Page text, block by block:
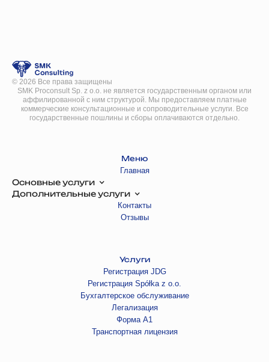
© 2026 Все права защищены
SMK Proconsult Sp. z o.o. не является государственным органом или
аффилированной с ним структурой. Мы предоставляем платные
коммерческие консультационные и сопроводительные услуги. Все
государственные пошлины и сборы оплачиваются отдельно.
Меню
Главная
Основные услуги
Дополнительные услуги
Контакты
Отзывы
Услуги
Регистрация JDG
Регистрация Spółka z o.o.
Бухгалтерское обслуживание
Легализация
Форма А1
Транспортная лицензия